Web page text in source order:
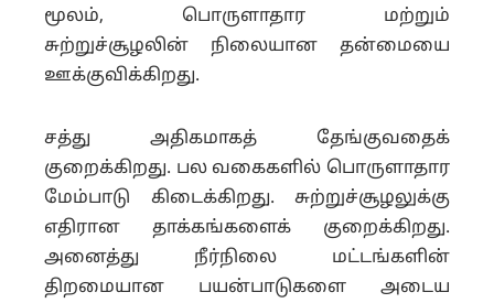
மூலம், பொருளாதார மற்றும்
சுற்றுச்சூழலின் நிலையான தன்மையை
ஊக்குவிக்கிறது.
சத்து அதிகமாகத் தேங்குவதைக்
குறைக்கிறது. பல வகைகளில் பொருளாதார
மேம்பாடு கிடைக்கிறது. சுற்றுச்சூழலுக்கு
எதிரான தாக்கங்களைக் குறைக்கிறது.
அனைத்து நீர்நிலை மட்டங்களின்
திறமையான பயன்பாடுகளை அடைய